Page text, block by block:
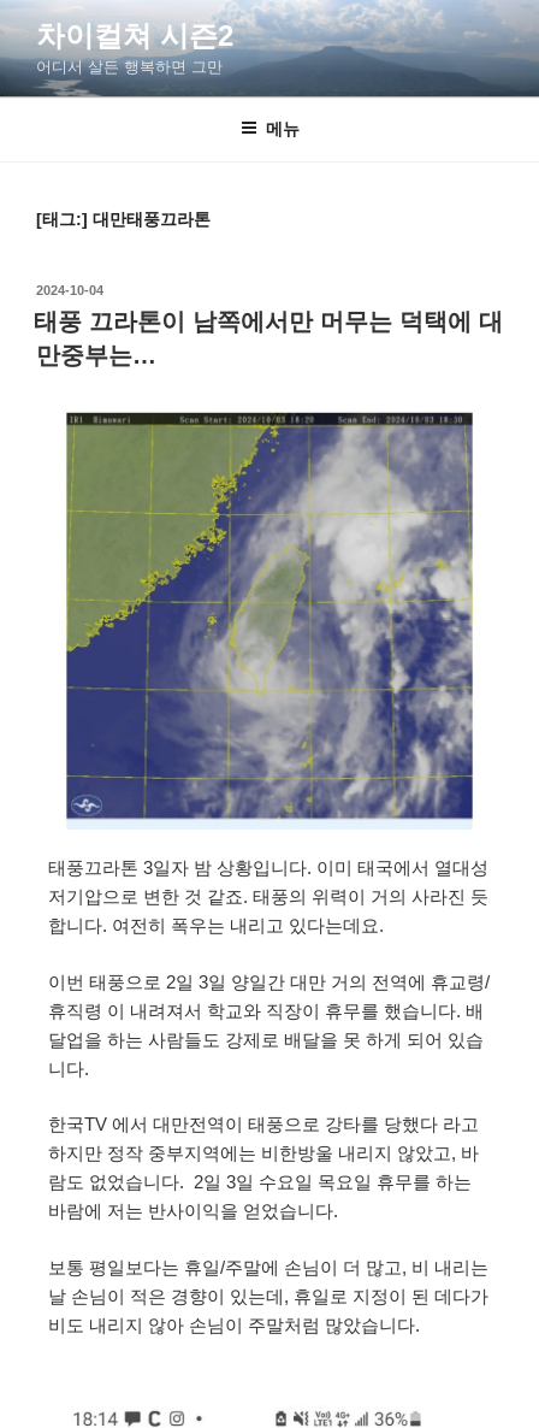
차이컬쳐 시즌2
어디서 살든 행복하면 그만
메뉴
[태그:] 대만태풍끄라톤
2024-10-04
태풍 끄라톤이 남쪽에서만 머무는 덕택에 대
만중부는…
태풍끄라톤 3일자 밤 상황입니다. 이미 태국에서 열대성
저기압으로 변한 것 같죠. 태풍의 위력이 거의 사라진 듯
합니다. 여전히 폭우는 내리고 있다는데요.
이번 태풍으로 2일 3일 양일간 대만 거의 전역에 휴교령/
휴직령 이 내려져서 학교와 직장이 휴무를 했습니다. 배
달업을 하는 사람들도 강제로 배달을 못 하게 되어 있습
니다.
한국TV 에서 대만전역이 태풍으로 강타를 당했다 라고
하지만 정작 중부지역에는 비한방울 내리지 않았고, 바
람도 없었습니다. 2일 3일 수요일 목요일 휴무를 하는
바람에 저는 반사이익을 얻었습니다.
보통 평일보다는 휴일/주말에 손님이 더 많고, 비 내리는
날 손님이 적은 경향이 있는데, 휴일로 지정이 된 데다가
비도 내리지 않아 손님이 주말처럼 많았습니다.